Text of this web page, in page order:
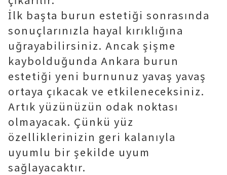
İlk başta burun estetiği sonrasında
sonuçlarınızla hayal kırıklığına
uğrayabilirsiniz. Ancak şişme
kaybolduğunda Ankara burun
estetiği yeni burnunuz yavaş yavaş
ortaya çıkacak ve etkileneceksiniz.
Artık yüzünüzün odak noktası
olmayacak. Çünkü yüz
özelliklerinizin geri kalanıyla
uyumlu bir şekilde uyum
sağlayacaktır.